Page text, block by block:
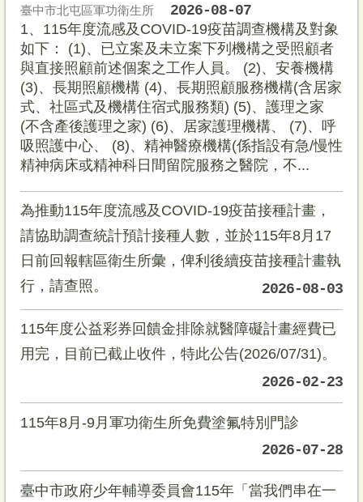
臺中市北屯區軍功衛生所
2026-08-07
1、115年度流感及COVID-19疫苗調查機構及對象
如下： (1)、已立案及未立案下列機構之受照顧者
與直接照顧前述個案之工作人員。 (2)、安養機構
(3)、長期照顧機構 (4)、長期照顧服務機構(含居家
式、社區式及機構住宿式服務類) (5)、護理之家
(不含產後護理之家) (6)、居家護理機構、 (7)、呼
吸照護中心、 (8)、精神醫療機構(係指設有急/慢性
精神病床或精神科日間留院服務之醫院，不...
為推動115年度流感及COVID-19疫苗接種計畫，
請協助調查統計預計接種人數，並於115年8月17
日前回報轄區衛生所彙，俾利後續疫苗接種計畫執
行，請查照。
2026-08-03
115年度公益彩券回饋金排除就醫障礙計畫經費已
用完，目前已截止收件，特此公告(2026/07/31)。
2026-02-23
115年8月-9月軍功衛生所免費塗氟特別門診
2026-07-28
臺中市政府少年輔導委員會115年「當我們串在一